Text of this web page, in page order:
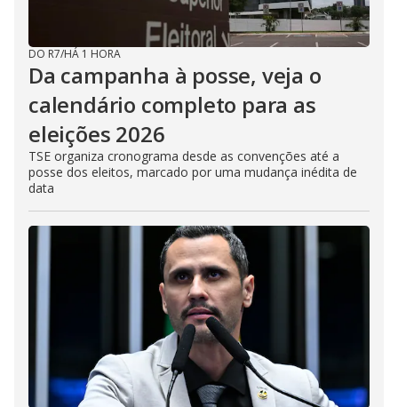
DO R7/HÁ 1 HORA
Da campanha à posse, veja o
calendário completo para as
eleições 2026
TSE organiza cronograma desde as convenções até a
posse dos eleitos, marcado por uma mudança inédita de
data